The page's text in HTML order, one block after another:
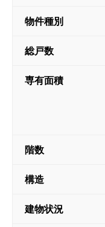
物件種別
総戸数
専有面積
階数
構造
建物状況